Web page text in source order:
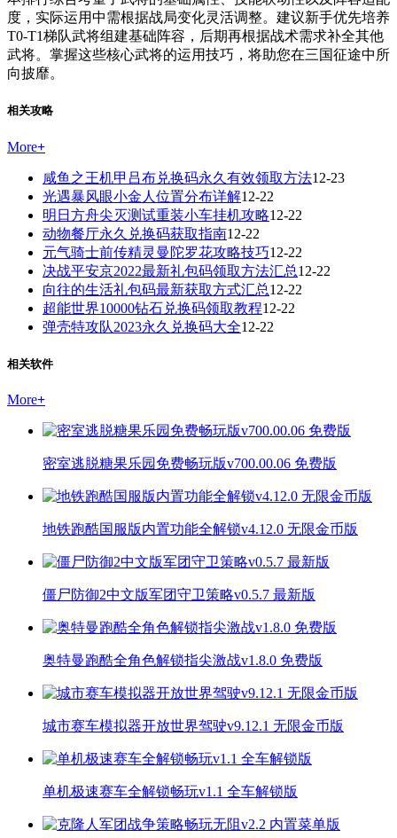
度，实际运用中需根据战局变化灵活调整。建议新手优先培养
T0-T1梯队武将组建基础阵容，后期再根据战术需求补全其他
武将。掌握这些核心武将的运用技巧，将助您在三国征途中所
向披靡。
相关攻略
More+
咸鱼之王机甲吕布兑换码永久有效领取方法12-23
光遇暴风眼小金人位置分布详解12-22
明日方舟尖灭测试重装小车挂机攻略12-22
动物餐厅永久兑换码获取指南12-22
元气骑士前传精灵曼陀罗花攻略技巧12-22
决战平安京2022最新礼包码领取方法汇总12-22
向往的生活礼包码最新获取方式汇总12-22
超能世界10000钻石兑换码领取教程12-22
弹壳特攻队2023永久兑换码大全12-22
相关软件
More+
密室逃脱糖果乐园免费畅玩版v700.00.06 免费版
地铁跑酷国服版内置功能全解锁v4.12.0 无限金币版
僵尸防御2中文版军团守卫策略v0.5.7 最新版
奥特曼跑酷全角色解锁指尖激战v1.8.0 免费版
城市赛车模拟器开放世界驾驶v9.12.1 无限金币版
单机极速赛车全解锁畅玩v1.1 全车解锁版